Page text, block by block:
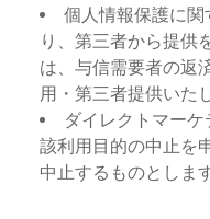
個人情報保護に関
り、第三者から提供
は、与信需要者の返
用・第三者提供いた
ダイレクトマー
該利用目的の中止を
中止するものとします